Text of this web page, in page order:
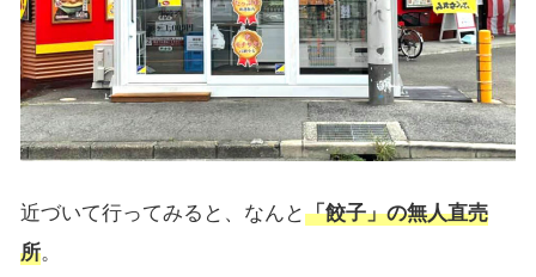
近づいて行ってみると、なんと「餃子」の無人直売
所。